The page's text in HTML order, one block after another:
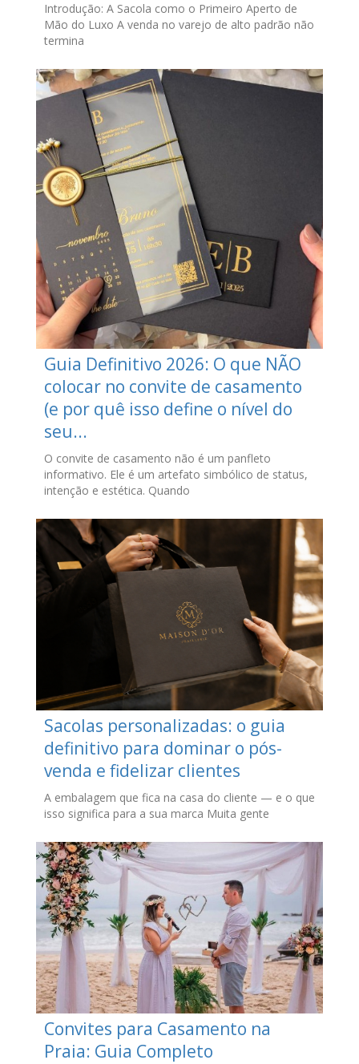
Introdução: A Sacola como o Primeiro Aperto de
Mão do Luxo A venda no varejo de alto padrão não
termina
Guia Definitivo 2026: O que NÃO
colocar no convite de casamento
(e por quê isso define o nível do
seu...
O convite de casamento não é um panfleto
informativo. Ele é um artefato simbólico de status,
intenção e estética. Quando
Sacolas personalizadas: o guia
definitivo para dominar o pós-
venda e fidelizar clientes
A embalagem que fica na casa do cliente — e o que
isso significa para a sua marca Muita gente
Convites para Casamento na
Praia: Guia Completo